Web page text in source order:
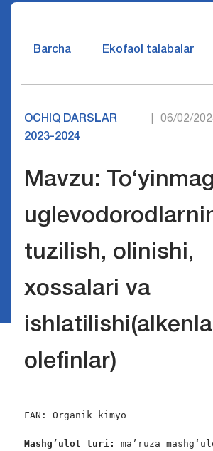
Barcha Ekofaol talabalar
OCHIQ DARSLAR
2023-2024
06/02/
Mavzu:
tuzilish, olinishi,
xossalari va
olefinlar)
FAN: Organik kimyo
Mashg’ulot turi: ma’ruza